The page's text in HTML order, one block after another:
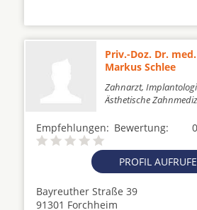
Priv.-Doz. Dr.
Markus Schlee
Zahnarzt,
Ästhetische
Empfehlungen: 0
Bewertung:
PROFIL
Bayreuther Straße 39
91301 Forchheim